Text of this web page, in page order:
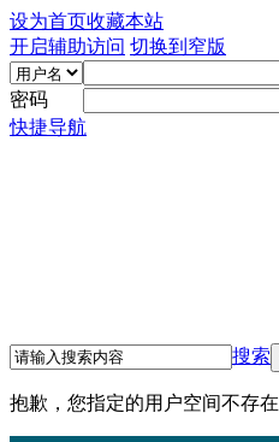
设为首页收藏本站
开启辅助访问 切换到窄版
密码
快捷导航
搜索
抱歉，您指定的用户空间不存在